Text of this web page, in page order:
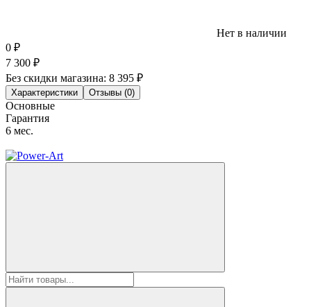
Нет в наличии
0 ₽
7 300 ₽
Без скидки магазина: 8 395 ₽
Характеристики Отзывы (0)
Основные
Гарантия
6 мес.